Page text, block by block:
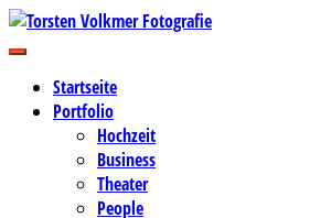
Zum
Inhalt
Torsten Volkmer
Business-, Portrait- und Hochzeitsfotografie
Startseite
Portfolio
Hochzeit
Business
Theater
People